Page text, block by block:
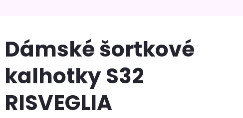
Dámské šortkové
kalhotky S32
RISVEGLIA